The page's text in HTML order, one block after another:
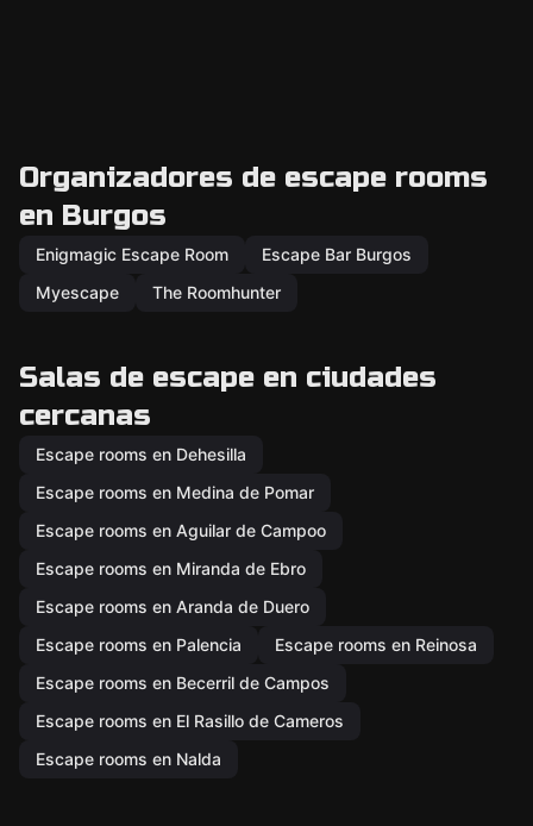
Organizadores de escape rooms
en Burgos
Enigmagic Escape Room
Escape Bar Burgos
Myescape
The Roomhunter
Salas de escape en ciudades
cercanas
Escape rooms en Dehesilla
Escape rooms en Medina de Pomar
Escape rooms en Aguilar de Campoo
Escape rooms en Miranda de Ebro
Escape rooms en Aranda de Duero
Escape rooms en Palencia
Escape rooms en Reinosa
Escape rooms en Becerril de Campos
Escape rooms en El Rasillo de Cameros
Escape rooms en Nalda